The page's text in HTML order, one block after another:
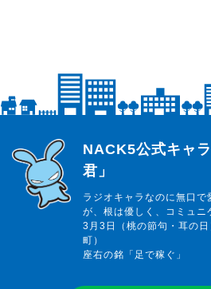
らじっと君
NACK5公式キャ
君」
ラジオキャラなのに無口
が、根は優しく、コミュニ
3月3日（桃の節句・耳の
町）
座右の銘「足で稼ぐ」